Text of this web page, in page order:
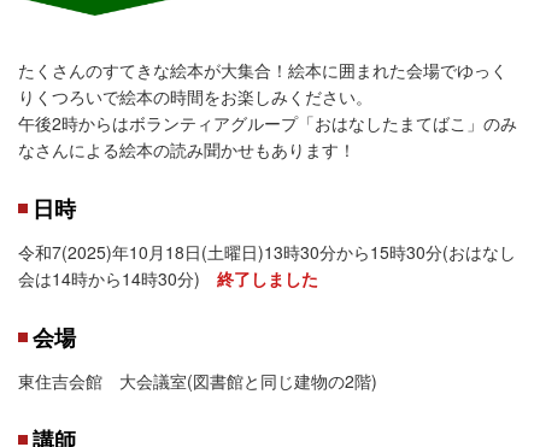
たくさんのすてきな絵本が大集合！絵本に囲まれた会場でゆっく
りくつろいで絵本の時間をお楽しみください。
午後2時からはボランティアグループ「おはなしたまてばこ」のみ
なさんによる絵本の読み聞かせもあります！
日時
令和7(2025)年10月18日(土曜日)13時30分から15時30分(おはなし
会は14時から14時30分) 終了しました
会場
東住吉会館 大会議室(図書館と同じ建物の2階)
講師